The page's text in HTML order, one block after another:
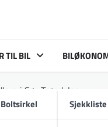
TIL BIL
i Sør-Trøndelag
/